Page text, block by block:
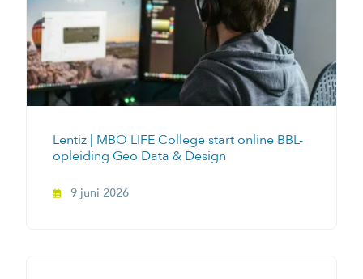
Lentiz | MBO LIFE College start online BBL-
opleiding Geo Data & Design
9 juni 2026